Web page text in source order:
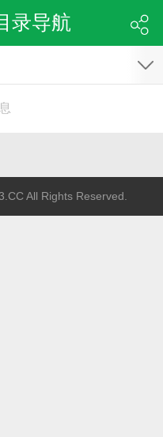
录导航
All Rights Reserved.